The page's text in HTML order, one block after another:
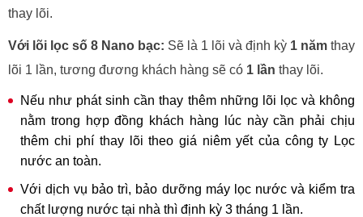
thay lõi.
Với lõi lọc số 8 Nano bạc: Sẽ là 1 lõi và định kỳ 1 năm thay
lõi 1 lần, tương đương khách hàng sẽ có 1 lần thay lõi.
Nếu như phát sinh cần thay thêm những lõi lọc và không
nằm trong hợp đồng khách hàng lúc này cần phải chịu
thêm chi phí thay lõi theo giá niêm yết của công ty Lọc
nước an toàn.
Với dịch vụ bảo trì, bảo dưỡng máy lọc nước và kiểm tra
chất lượng nước tại nhà thì định kỳ 3 tháng 1 lần.